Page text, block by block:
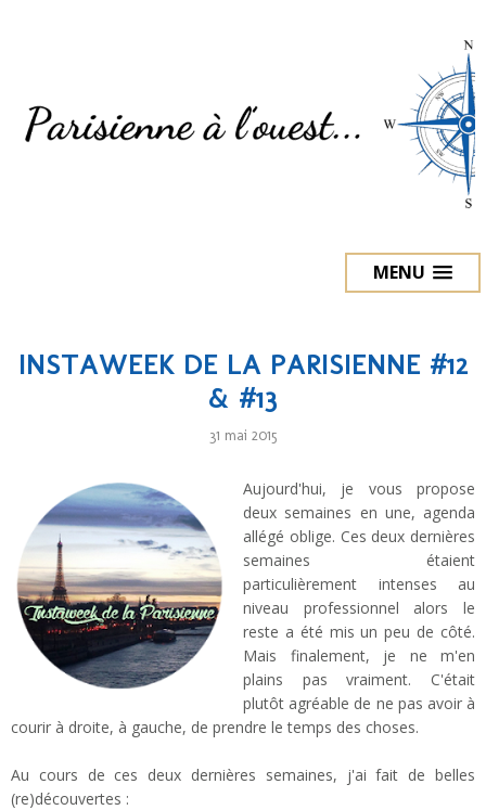
MENU
INSTAWEEK DE LA PARISIENNE #12
& #13
31 mai 2015
Aujourd'hui, je vous propose
deux semaines en une, agenda
allégé oblige. Ces deux dernières
semaines étaient
particulièrement intenses au
niveau professionnel alors le
reste a été mis un peu de côté.
Mais finalement, je ne m'en
plains pas vraiment. C'était
plutôt agréable de ne pas avoir à
courir à droite, à gauche, de prendre le temps des choses.
Au cours de ces deux dernières semaines, j'ai fait de belles
(re)découvertes :